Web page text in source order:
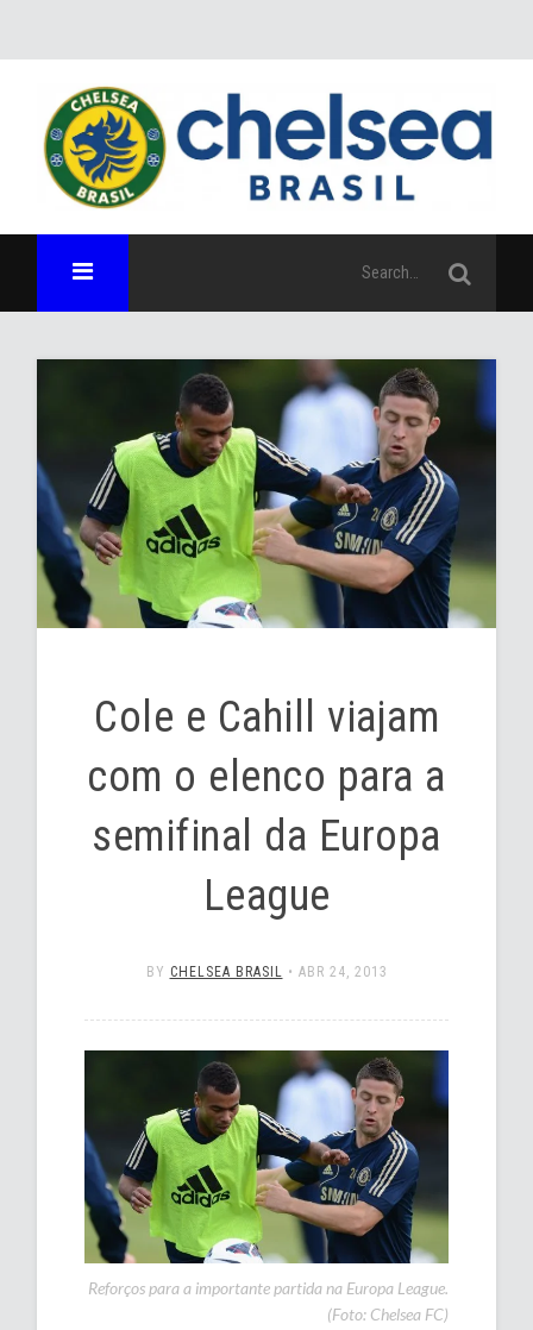
Cole e Cahill viajam
com o elenco para a
semifinal da Europa
League
BY CHELSEA BRASIL • ABR 24, 2013
Reforços para a importante partida na Europa League.
(Foto: Chelsea FC)